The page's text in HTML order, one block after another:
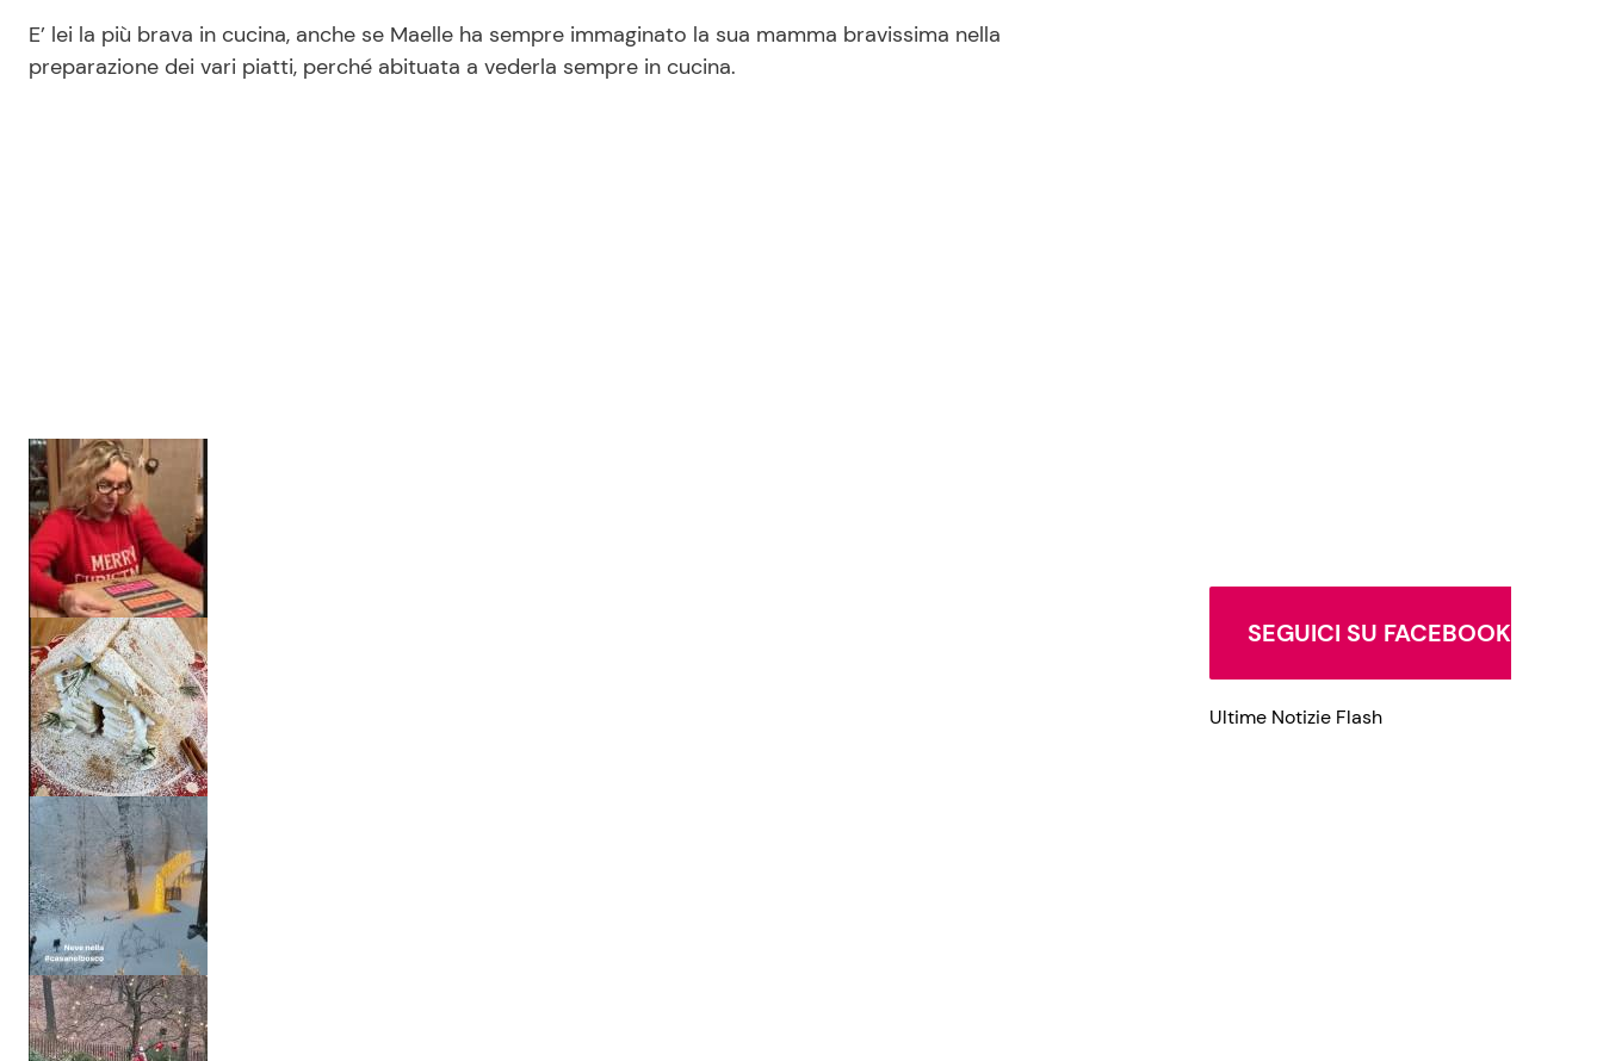
E’ lei la più brava in cucina, anche se Maelle ha sempre immaginato la sua mamma bravissima nella
preparazione dei vari piatti, perché abituata a vederla sempre in cucina.
SEGUICI SU FACEBOOK
Ultime Notizie Flash